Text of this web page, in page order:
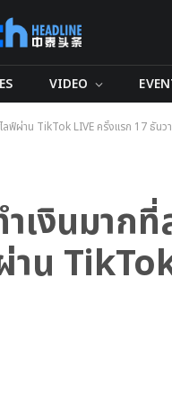
VIDEO
ฟ์ผ่าน TikTok LIVE ครั้งแรก 17 ธันว
เงินมาก
น